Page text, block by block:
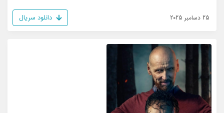
25 دسامبر 2025 دانلود سریال